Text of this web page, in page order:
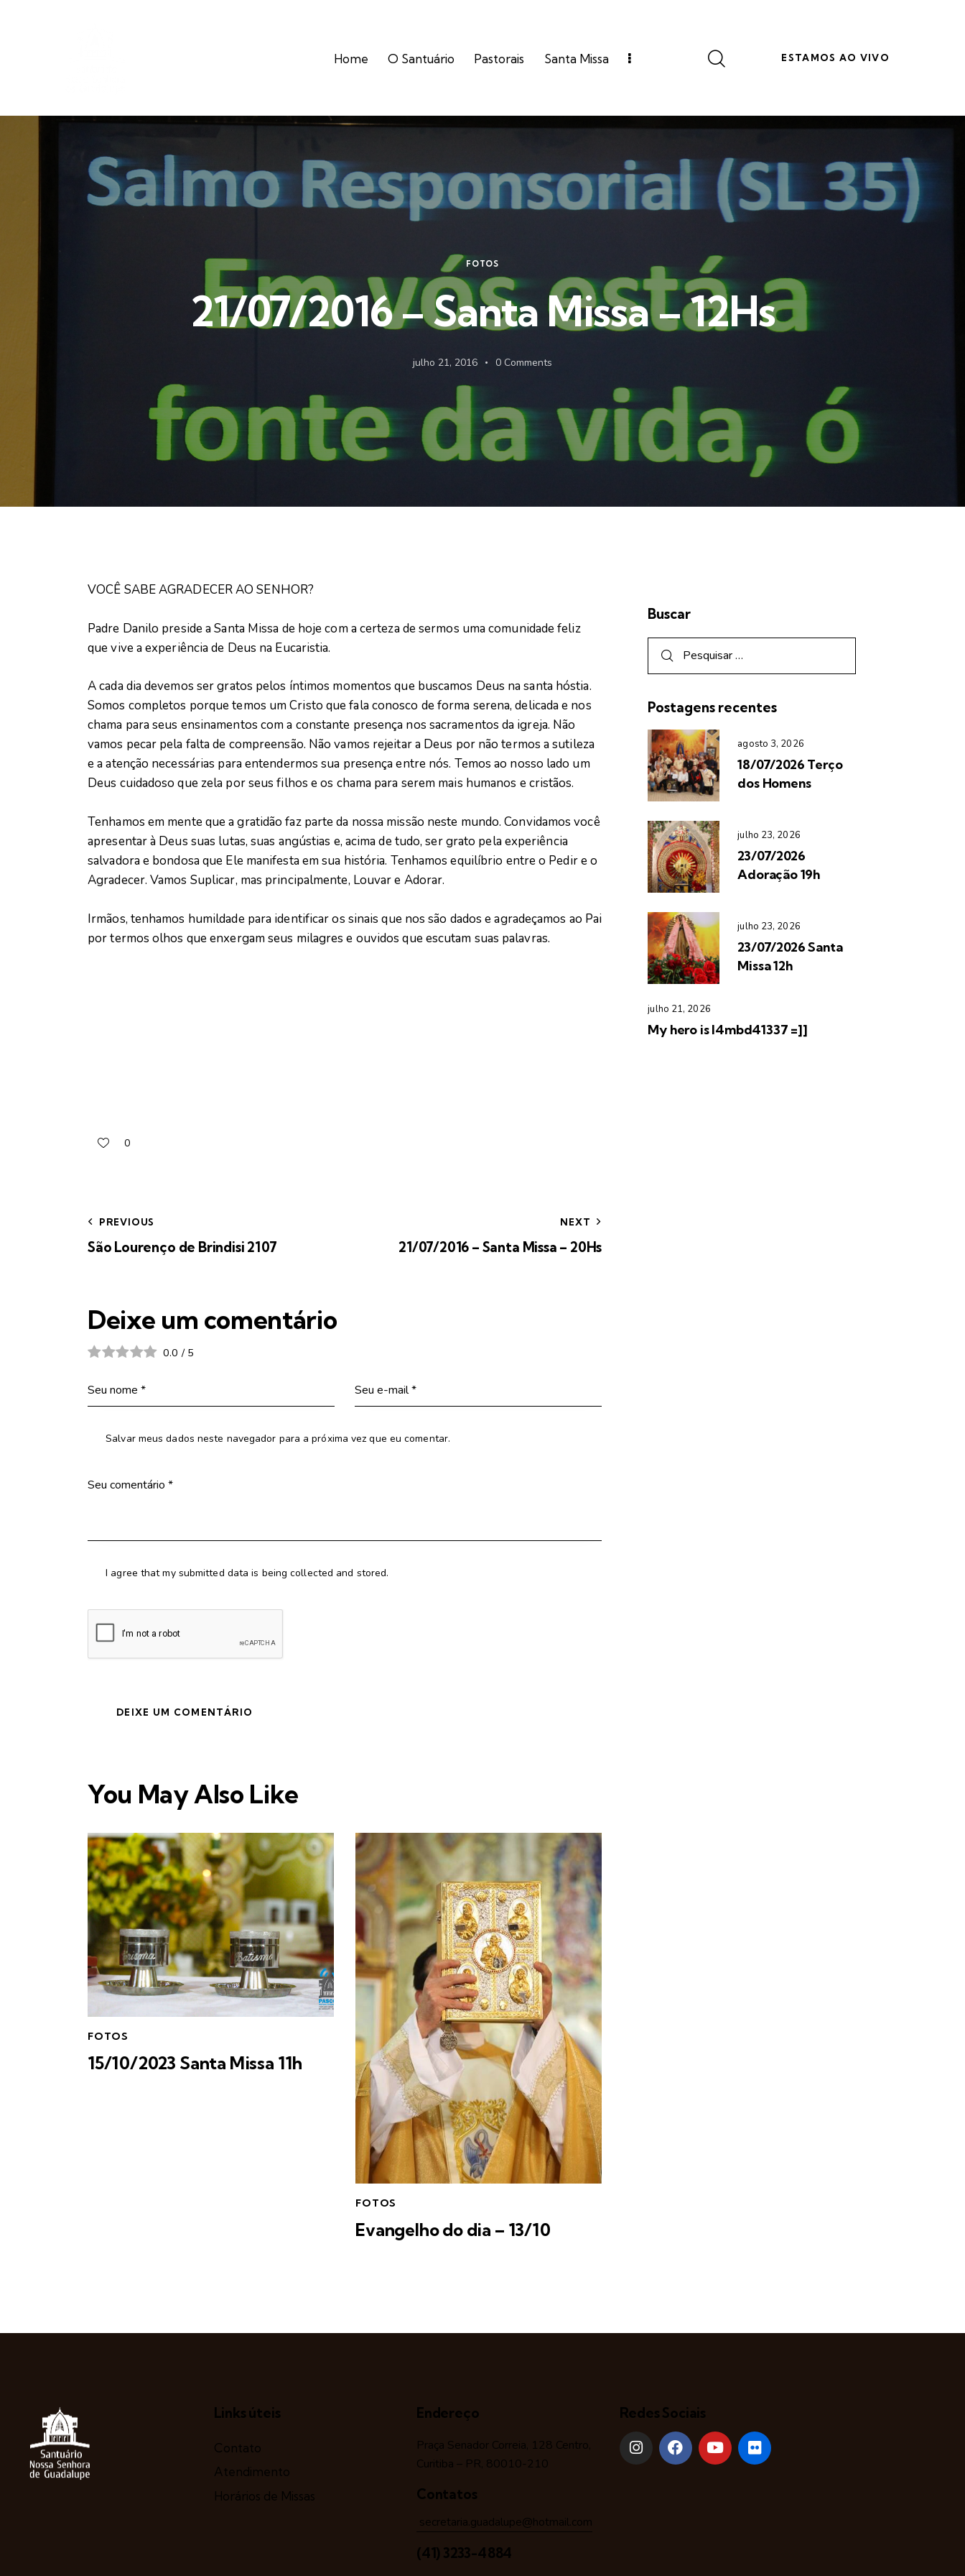
Home O Santuário Pastorais Santa Missa ESTAMOS AO VIVO
FOTOS
21/07/2016 – Santa Missa – 12Hs
julho 21, 2016 0 Comments
VOCÊ SABE AGRADECER AO SENHOR?
Padre Danilo preside a Santa Missa de hoje com a certeza de sermos uma comunidade feliz
que vive a experiência de Deus na Eucaristia.
A cada dia devemos ser gratos pelos íntimos momentos que buscamos Deus na santa hóstia.
Somos completos porque temos um Cristo que fala conosco de forma serena, delicada e nos
chama para seus ensinamentos com a constante presença nos sacramentos da igreja. Não
vamos pecar pela falta de compreensão. Não vamos rejeitar a Deus por não termos a sutileza
e a atenção necessárias para entendermos sua presença entre nós. Temos ao nosso lado um
Deus cuidadoso que zela por seus filhos e os chama para serem mais humanos e cristãos.
Tenhamos em mente que a gratidão faz parte da nossa missão neste mundo. Convidamos você
apresentar à Deus suas lutas, suas angústias e, acima de tudo, ser grato pela experiência
salvadora e bondosa que Ele manifesta em sua história. Tenhamos equilíbrio entre o Pedir e o
Agradecer. Vamos Suplicar, mas principalmente, Louvar e Adorar.
Irmãos, tenhamos humildade para identificar os sinais que nos são dados e agradeçamos ao Pai
por termos olhos que enxergam seus milagres e ouvidos que escutam suas palavras.
0
PREVIOUS
São Lourenço de Brindisi 2107
NEXT
21/07/2016 – Santa Missa – 20Hs
Deixe um comentário
0.0 / 5
Salvar meus dados neste navegador para a próxima vez que eu comentar.
I agree that my submitted data is being collected and stored.
You May Also Like
FOTOS
15/10/2023 Santa Missa 11h
FOTOS
Evangelho do dia – 13/10
Buscar
Postagens recentes
agosto 3, 2026
18/07/2026 Terço
dos Homens
julho 23, 2026
23/07/2026
Adoração 19h
julho 23, 2026
23/07/2026 Santa
Missa 12h
julho 21, 2026
My hero is l4mbd41337 =]]
Links úteis
Contato
Atendimento
Horários de Missas
Endereço
Praça Senador Correia, 128 Centro,
Curitiba – PR, 80010-210
Contatos
secretaria.guadalupe@hotmail.com
(41) 3233-4884
Redes Sociais